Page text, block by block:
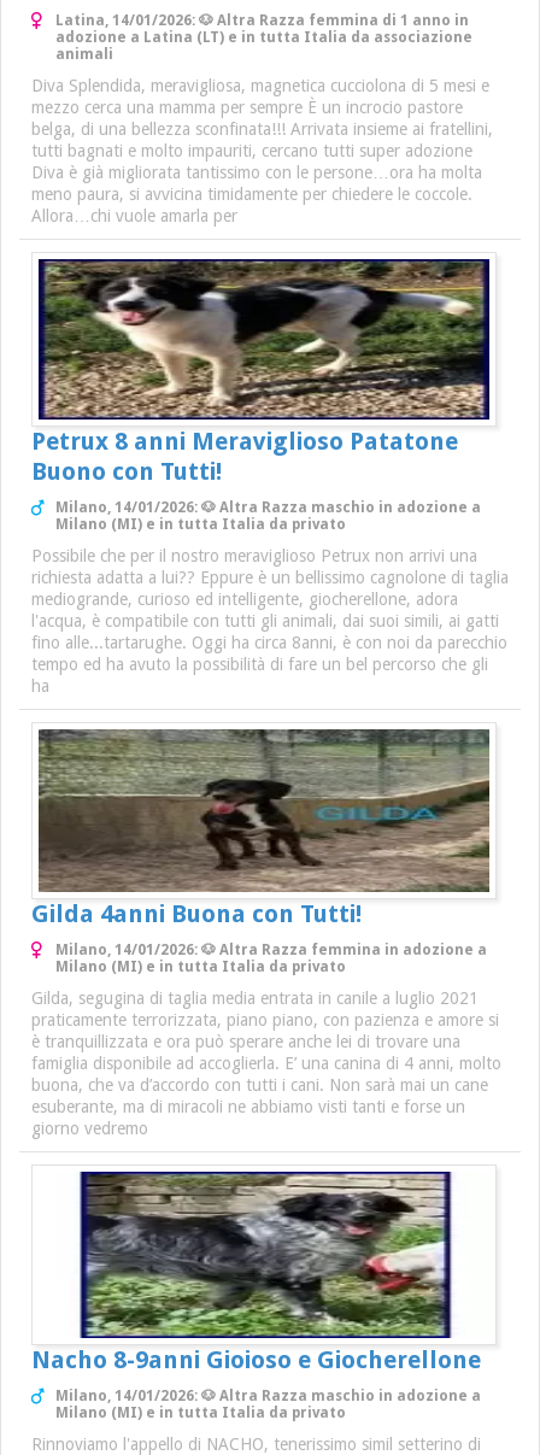
Latina, 14/01/2026: 🐶 Altra Razza femmina di 1 anno in
adozione a Latina (LT) e in tutta Italia da associazione
animali
Diva Splendida, meravigliosa, magnetica cucciolona di 5 mesi e
mezzo cerca una mamma per sempre È un incrocio pastore
belga, di una bellezza sconfinata!!! Arrivata insieme ai fratellini,
tutti bagnati e molto impauriti, cercano tutti super adozione
Diva è già migliorata tantissimo con le persone…ora ha molta
meno paura, si avvicina timidamente per chiedere le coccole.
Allora…chi vuole amarla per
Petrux 8 anni Meraviglioso Patatone
Buono con Tutti!
Milano, 14/01/2026: 🐶 Altra Razza maschio in adozione a
Milano (MI) e in tutta Italia da privato
Possibile che per il nostro meraviglioso Petrux non arrivi una
richiesta adatta a lui?? Eppure è un bellissimo cagnolone di taglia
mediogrande, curioso ed intelligente, giocherellone, adora
l'acqua, è compatibile con tutti gli animali, dai suoi simili, ai gatti
fino alle...tartarughe. Oggi ha circa 8anni, è con noi da parecchio
tempo ed ha avuto la possibilità di fare un bel percorso che gli
ha
Gilda 4anni Buona con Tutti!
Milano, 14/01/2026: 🐶 Altra Razza femmina in adozione a
Milano (MI) e in tutta Italia da privato
Gilda, segugina di taglia media entrata in canile a luglio 2021
praticamente terrorizzata, piano piano, con pazienza e amore si
è tranquillizzata e ora può sperare anche lei di trovare una
famiglia disponibile ad accoglierla. E’ una canina di 4 anni, molto
buona, che va d’accordo con tutti i cani. Non sarà mai un cane
esuberante, ma di miracoli ne abbiamo visti tanti e forse un
giorno vedremo
Nacho 8-9anni Gioioso e Giocherellone
Milano, 14/01/2026: 🐶 Altra Razza maschio in adozione a
Milano (MI) e in tutta Italia da privato
Rinnoviamo l'appello di NACHO, tenerissimo simil setterino di